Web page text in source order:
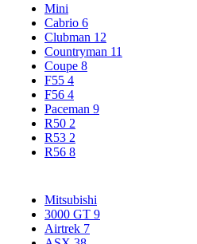
Mini
Cabrio 6
Clubman 12
Countryman 11
Coupe 8
F55 4
F56 4
Paceman 9
R50 2
R53 2
R56 8
Mitsubishi
3000 GT 9
Airtrek 7